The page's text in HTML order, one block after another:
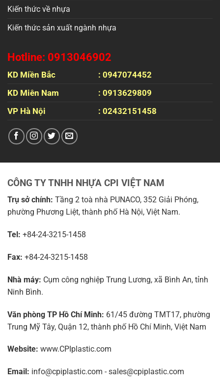
Kiến thức về nhựa
Kiến thức sản xuất ngành nhựa
Hotline: 0913046902
KD Miền Bắc
: 0947074452
KD Miên Nam
: 0913629809
VP Hà Nội
: 02432151458
CÔNG TY TNHH NHỰA CPI VIỆT NAM
Trụ sở chính: Tầng 2 toà nhà PUNACO, 352 Giải Phóng,
phường Phương Liệt, thành phố Hà Nội, Việt Nam.
Tel: +84-24-3215-1458
Fax: +84-24-3215-1458
Nhà máy: Cụm công nghiệp Trung Lương, xã Bình An, tỉnh
Ninh Bình.
Văn phòng TP Hồ Chí Minh: 61/45 đường TMT17, phường
Trung Mỹ Tây, Quận 12, thành phố Hồ Chí Minh, Việt Nam
Website: www.CPIplastic.com
Email: info@cpiplastic.com - sales@cpiplastic.com